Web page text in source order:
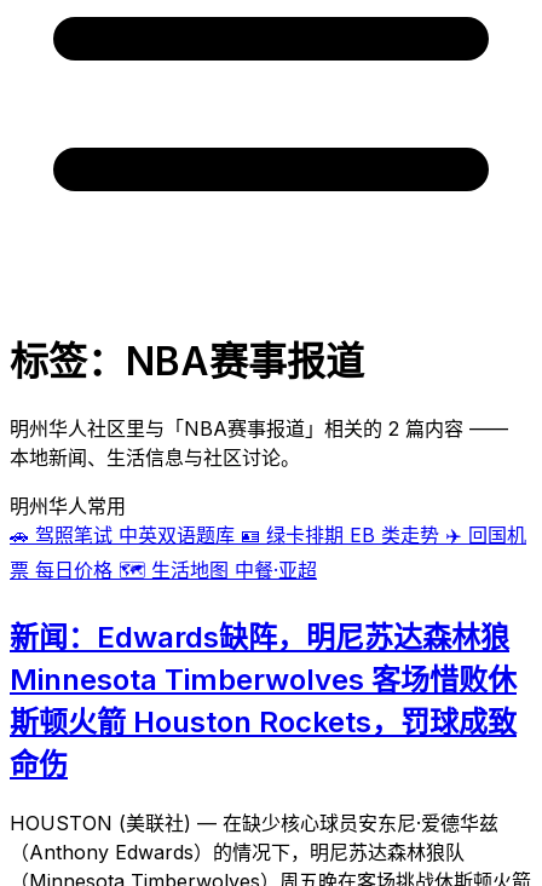
标签：NBA赛事报道
明州华人社区里与「NBA赛事报道」相关的 2 篇内容 ——
本地新闻、生活信息与社区讨论。
明州华人常用
🚗 驾照笔试 中英双语题库 🪪 绿卡排期 EB 类走势 ✈️ 回国机
票 每日价格 🗺️ 生活地图 中餐·亚超
新闻：Edwards缺阵，明尼苏达森林狼
Minnesota Timberwolves 客场惜败休
斯顿火箭 Houston Rockets，罚球成致
命伤
HOUSTON (美联社) — 在缺少核心球员安东尼·爱德华兹
（Anthony Edwards）的情况下，明尼苏达森林狼队
（Minnesota Timberwolves）周五晚在客场挑战休斯顿火箭